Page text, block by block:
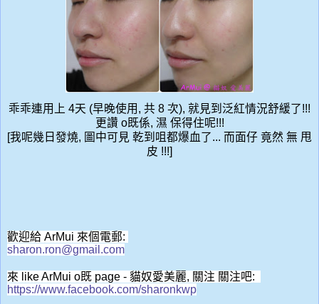
乖乖連用上 4天 (早晚使用, 共 8 次), 就見到泛紅情況舒緩了!!!
更讚 o既係, 濕 保得住呢!!!
[我呢幾日發燒, 圖中可見 乾到咀都爆血了... 而面仔 竟然 無 甩
皮 !!!]
歡迎給 ArMui 來個電郵:
sharon.ron@gmail.com
來 like ArMui o既 page - 貓奴愛美麗, 關注 關注吧:
https://www.facebook.com/sharonkwp